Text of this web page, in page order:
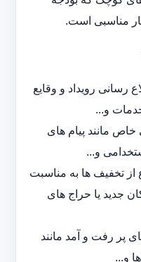
مناسبی است.
رسانی رویداد و وقایع
و...
خاص مانند پیام های
و...
تخفیف ها به مناسبت
جدید یا حراج های
پر رفت و آمد مانند
و...